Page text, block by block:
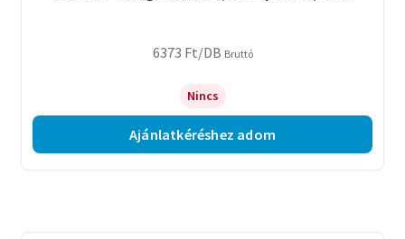
6373 Ft/DB Bruttó
Nincs
Ajánlatkéréshez adom